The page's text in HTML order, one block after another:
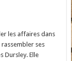
les affaires dans
rassembler ses
Dursley. Elle